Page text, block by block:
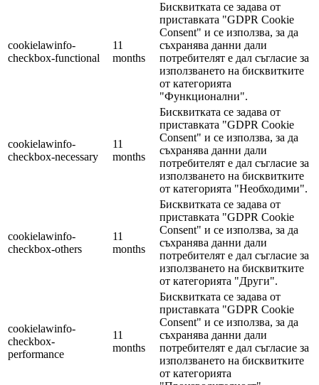
cookielawinfo-
checkbox-functional
11
months
Бисквитката се задава от
приставката "GDPR Cookie
Consent" и се използва, за да
съхранява данни дали
потребителят е дал съгласие за
използването на бисквитките
от категорията
"Функционални".
cookielawinfo-
checkbox-necessary
11
months
Бисквитката се задава от
приставката "GDPR Cookie
Consent" и се използва, за да
съхранява данни дали
потребителят е дал съгласие за
използването на бисквитките
от категорията "Необходими".
cookielawinfo-
checkbox-others
11
months
Бисквитката се задава от
приставката "GDPR Cookie
Consent" и се използва, за да
съхранява данни дали
потребителят е дал съгласие за
използването на бисквитките
от категорията "Други".
cookielawinfo-
checkbox-
performance
11
months
Бисквитката се задава от
приставката "GDPR Cookie
Consent" и се използва, за да
съхранява данни дали
потребителят е дал съгласие за
използването на бисквитките
от категорията